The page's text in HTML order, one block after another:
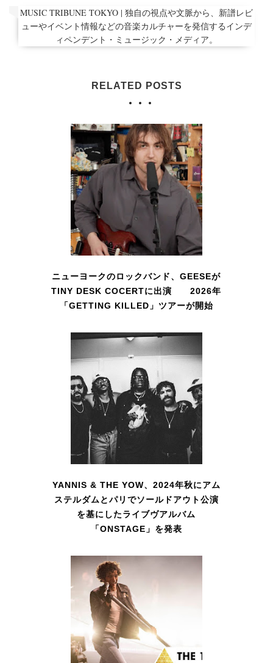
MUSIC TRIBUNE TOKYO | 独自の視点や文脈から、新譜レビ
ューやイベント情報などの音楽カルチャーを発信するインデ
ィペンデント・ミュージック・メディア。
RELATED POSTS
ニューヨークのロックバンド、GEESEが
TINY DESK COCERTに出演 2026年
「GETTING KILLED」ツアーが開始
YANNIS & THE YOW、2024年秋にアム
ステルダムとパリでソールドアウト公演
を基にしたライブヴアルバム
「ONSTAGE」を発表